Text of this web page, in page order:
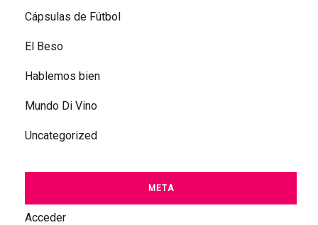
Cápsulas de Fútbol
El Beso
Hablemos bien
Mundo Di Vino
Uncategorized
META
Acceder